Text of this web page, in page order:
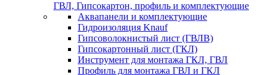
ГВЛ, Гипсокартон, профиль и комплектующие
Аквапанели и комплектующие
Гидроизоляция Knauf
Гипсоволокнистый лист (ГВЛВ)
Гипсокартонный лист (ГКЛ)
Инструмент для монтажа ГКЛ, ГВЛ
Профиль для монтажа ГВЛ и ГКЛ